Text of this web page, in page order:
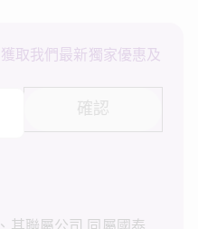
取我們最新獨家優惠及
確認